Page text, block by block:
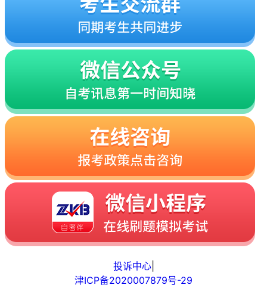
投诉中心|
津ICP备2020007879号-29